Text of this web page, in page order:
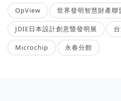
OpView 世界發明智慧財產聯
JDIE日本設計創意暨發明展
Microchip 永春分館